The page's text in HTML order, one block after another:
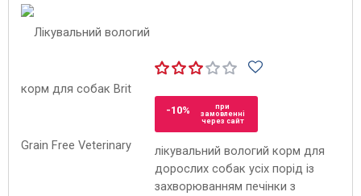
-10%
при
замовленні
через сайт
лікувальний вологий корм для
дорослих собак усіх порід із
захворюванням печінки з